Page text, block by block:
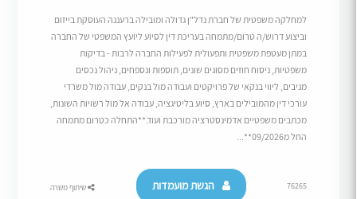
למחלקה משפטית של חברת נדל"ן גדולה ומובילה ברעננה העוסקת בייזום
וביצוע דרוש/ה טרום/מתמחה בעריכת דין לסיוע ליועץ המשפטי של החברה
במתן מעטפת משפטית ותפעולית לפעילות החברה לרבות - בדיקות
משפטיות, ניסוח חוזים מסוגים שונים, תוספות ונספחים, ניהול נכסים
מניבים, ליווי בנקאי של פרויקטים ועבודה מול בנקים, עבודה מול משרדי
עורכי דין מהמובילים בארץ, סיוע בליטיגציה, עבודה אל מול רשויות השונות,
מכתבים משפטיים אדמינסטרציה מורכבת ועוד.**התחלה כטרום מתמחה
החל מ09/2026**...
76265 הגשת מועמדות שיתוף משרה